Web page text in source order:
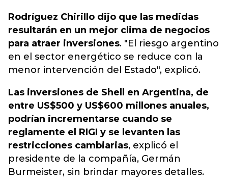
Rodríguez Chirillo dijo que las medidas
resultarán en un mejor clima de negocios
para atraer inversiones. "El riesgo argentino
en el sector energético se reduce con la
menor intervención del Estado", explicó.
Las inversiones de Shell en Argentina, de
entre US$500 y US$600 millones anuales,
podrían incrementarse cuando se
reglamente el RIGI y se levanten las
restricciones cambiarias, explicó el
presidente de la compañía, Germán
Burmeister, sin brindar mayores detalles.